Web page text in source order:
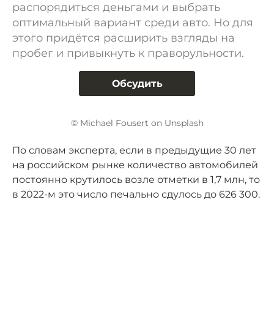
распорядиться деньгами и выбрать
оптимальный вариант среди авто. Но для
этого придётся расширить взгляды на
пробег и привыкнуть к праворульности.
Обсудить
© Michael Fousert on Unsplash
По словам эксперта, если в предыдущие 30 лет
на российском рынке количество автомобилей
постоянно крутилось возле отметки в 1,7 млн, то
в 2022-м это число печально сдулось до 626 300.